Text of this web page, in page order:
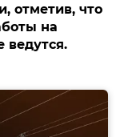
отметив, что
на